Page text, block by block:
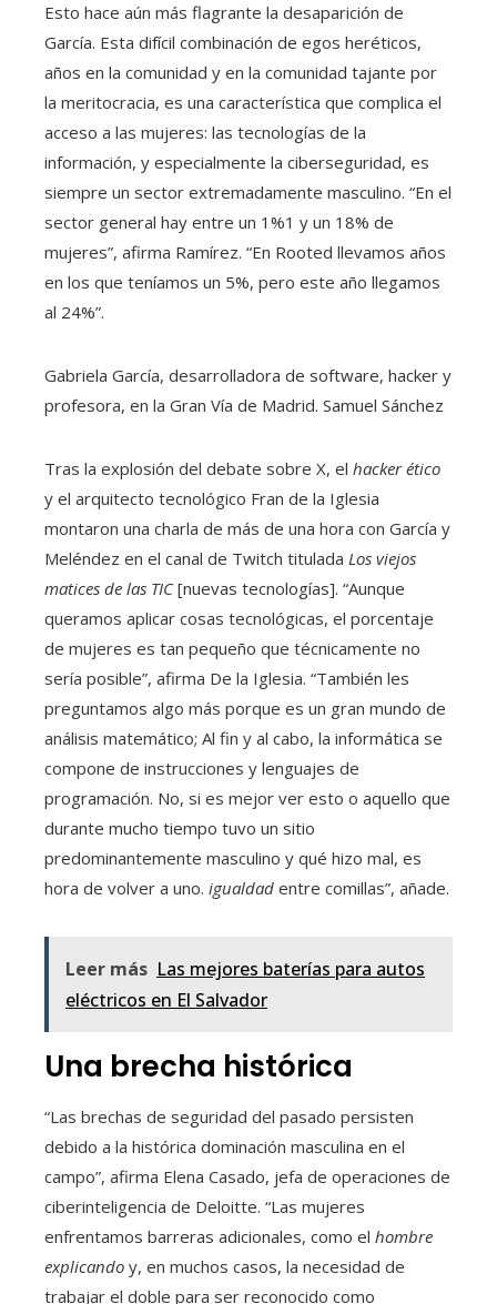
Esto hace aún más flagrante la desaparición de
García. Esta difícil combinación de egos heréticos,
años en la comunidad y en la comunidad tajante por
la meritocracia, es una característica que complica el
acceso a las mujeres: las tecnologías de la
información, y especialmente la ciberseguridad, es
siempre un sector extremadamente masculino. “En el
sector general hay entre un 1%1 y un 18% de
mujeres”, afirma Ramírez. “En Rooted llevamos años
en los que teníamos un 5%, pero este año llegamos
al 24%”.
Gabriela García, desarrolladora de software, hacker y
profesora, en la Gran Vía de Madrid. Samuel Sánchez
Tras la explosión del debate sobre X, el hacker ético
y el arquitecto tecnológico Fran de la Iglesia
montaron una charla de más de una hora con García y
Meléndez en el canal de Twitch titulada Los viejos
matices de las TIC[nuevas tecnologías]. “Aunque
queramos aplicar cosas tecnológicas, el porcentaje
de mujeres es tan pequeño que técnicamente no
sería posible”, afirma De la Iglesia. “También les
preguntamos algo más porque es un gran mundo de
análisis matemático; Al fin y al cabo, la informática se
compone de instrucciones y lenguajes de
programación. No, si es mejor ver esto o aquello que
durante mucho tiempo tuvo un sitio
predominantemente masculino y qué hizo mal, es
hora de volver a uno. igualdad entre comillas”, añade.
Leer más Las mejores baterías para autos
eléctricos en El Salvador
Una brecha histórica
“Las brechas de seguridad del pasado persisten
debido a la histórica dominación masculina en el
campo”, afirma Elena Casado, jefa de operaciones de
ciberinteligencia de Deloitte. “Las mujeres
enfrentamos barreras adicionales, como el hombre
explicando y, en muchos casos, la necesidad de
trabajar el doble para ser reconocido como